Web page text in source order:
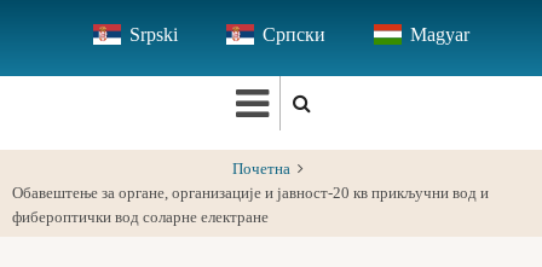
main
Srpski Српски Magyar
Почетна
Обавештење за органе, организације и јавност-20 кв прикључни вод и
фибероптички вод соларне електране